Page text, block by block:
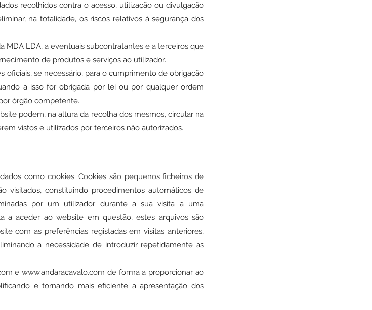
recolhidos contra o acesso, utilização ou divulgação
na totalidade, os riscos relativos à segurança dos
MDA LDA, a eventuais subcontratantes e a terceiros que
de produtos e serviços ao utilizador.
oficiais, se necessário, para o cumprimento de obrigação
a isso for obrigada por lei ou por qualquer ordem
órgão competente.
podem, na altura da recolha dos mesmos, circular na
vistos e utilizados por terceiros não autorizados.
como cookies. Cookies são pequenos ficheiros de
visitados, constituindo procedimentos automáticos de
por um utilizador durante a sua visita a uma
a aceder ao website em questão, estes arquivos são
com as preferências registadas em visitas anteriores,
a necessidade de introduzir repetidamente as
ewww.andaracavalo.com de forma a proporcionar ao
e tornando mais eficiente a apresentação dos